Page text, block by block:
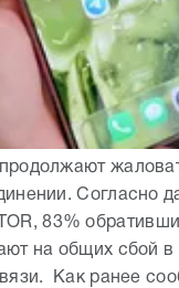
Согласно
83%
на общих сбой в
Как ранее